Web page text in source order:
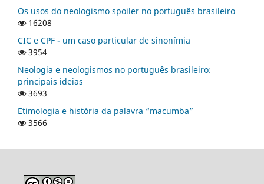
Os usos do neologismo spoiler no português brasileiro
16208
CIC e CPF - um caso particular de sinonímia
3954
Neologia e neologismos no português brasileiro:
principais ideias
3693
Etimologia e história da palavra “macumba”
3566